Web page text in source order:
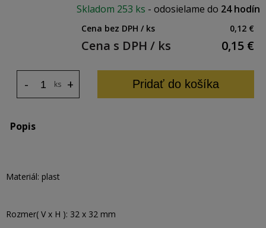
Skladom 253 ks - odosielame do 24 hodín
Cena bez DPH / ks 0,12 €
Cena s DPH / ks 0,15 €
ks +
- Pridať do košíka
Popis
Materiál: plast
Rozmer( V x H ): 32 x 32 mm